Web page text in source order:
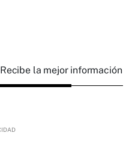
Recibe la mejor información